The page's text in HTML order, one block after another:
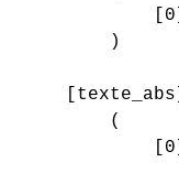
        )
        (